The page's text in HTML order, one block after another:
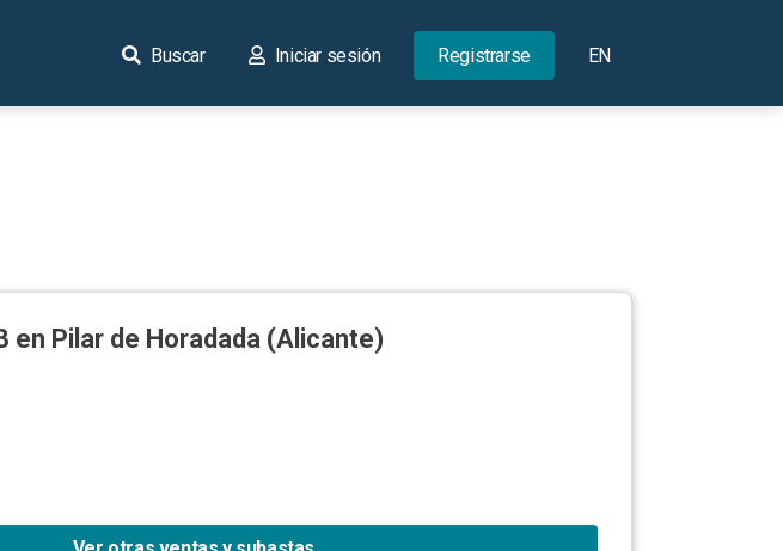
Buscar Iniciar sesión Registrarse EN
en Pilar de Horadada (Alicante)